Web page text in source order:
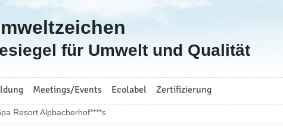
für Umwelt und Qualität
Meetings/Events Ecolabel Zertifizierung
Resort Alpbacherhof****s